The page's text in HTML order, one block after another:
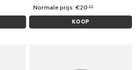
Normale prijs:€20 99
KOOP